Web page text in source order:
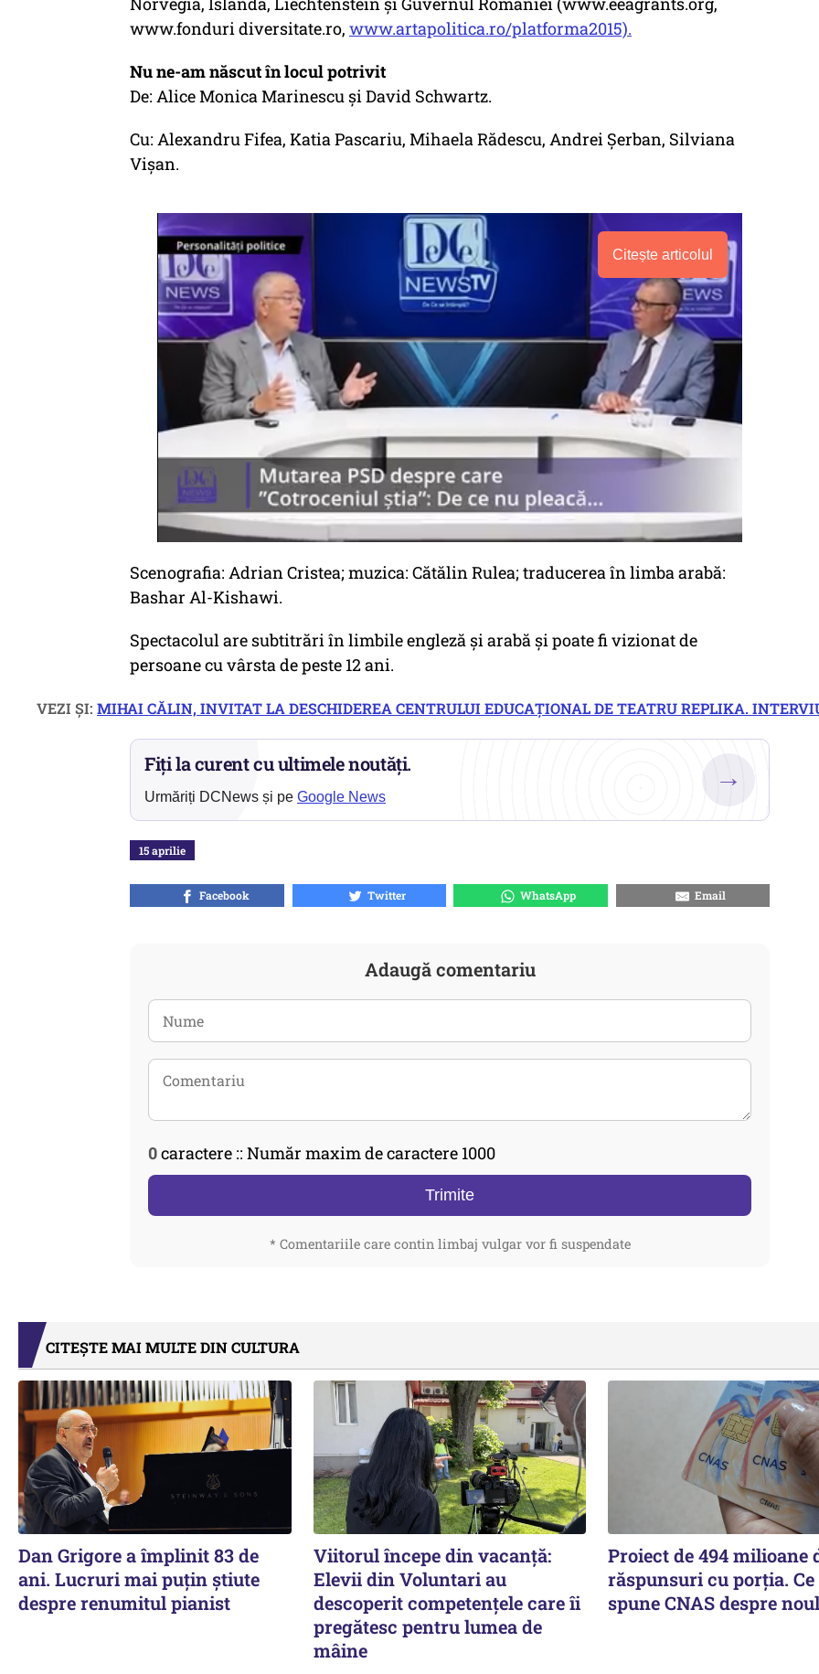
www.fonduri diversitate.ro, www.artapolitica.ro/platforma2015).
Nu ne-am născut în locul potrivit
De: Alice Monica Marinescu și David Schwartz.
Cu: Alexandru Fifea, Katia Pascariu, Mihaela Rădescu, Andrei Șerban, Silviana
Vișan.
Citește articolul
Scenografia: Adrian Cristea; muzica: Cătălin Rulea; traducerea în limba arabă:
Bashar Al-Kishawi.
Spectacolul are subtitrări în limbile engleză și arabă și poate fi vizionat de
persoane cu vârsta de peste 12 ani.
VEZI ȘI: MIHAI CĂLIN, INVITAT LA DESCHIDEREA CENTRULUI EDUCAȚIONAL DE TEATRU REPLIKA.
Fiți la curent cu ultimele noutăți.
Urmăriți DCNews și pe Google News
→
15 aprilie
Facebook Twitter WhatsApp Email
Adaugă comentariu
0caractere :: Număr maxim de caractere 1000
Trimite
* Comentariile care contin limbaj vulgar vor fi suspendate
CITEȘTE MAI MULTE DIN CULTURA
Dan Grigore a împlinit 83 de
ani. Lucruri mai puțin știute
despre renumitul pianist
Viitorul începe din vacanță:
Elevii din Voluntari au
descoperit competențele care îi
pregătesc pentru lumea de
mâine
Proiect de 494 milioane
răspunsuri cu porția.
spune CNAS despre